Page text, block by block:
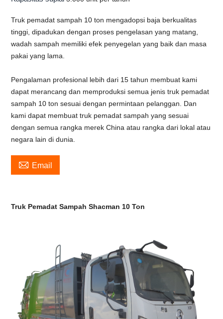
Truk pemadat sampah 10 ton mengadopsi baja berkualitas
tinggi, dipadukan dengan proses pengelasan yang matang,
wadah sampah memiliki efek penyegelan yang baik dan masa
pakai yang lama.
Pengalaman profesional lebih dari 15 tahun membuat kami
dapat merancang dan memproduksi semua jenis truk pemadat
sampah 10 ton sesuai dengan permintaan pelanggan. Dan
kami dapat membuat truk pemadat sampah yang sesuai
dengan semua rangka merek China atau rangka dari lokal atau
negara lain di dunia.
 Email
Truk Pemadat Sampah Shacman 10 Ton